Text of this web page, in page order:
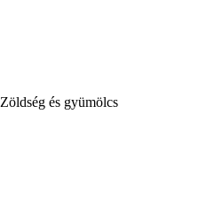
Zöldség és gyümölcs